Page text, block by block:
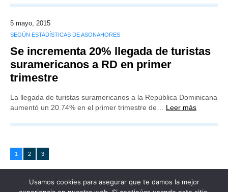
5 mayo, 2015
SEGÚN ESTADÍSTICAS DE ASONAHORES
Se incrementa 20% llegada de turistas
suramericanos a RD en primer
trimestre
La llegada de turistas suramericanos a la República Dominicana
aumentó un 20.74% en el primer trimestre de… Leer más
1 2 3
Usamos cookies para asegurar que te damos la mejor